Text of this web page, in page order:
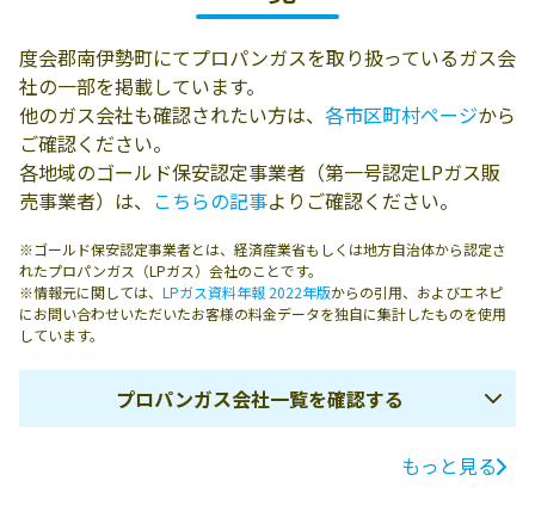
度会郡南伊勢町にてプロパンガスを取り扱っているガス会
社の一部を掲載しています。
他のガス会社も確認されたい方は、 各市区町村ページから
ご確認ください。
各地域のゴールド保安認定事業者（第一号認定LPガス販
売事業者）は、 こちらの記事よりご確認ください。
※ゴールド保安認定事業者とは、経済産業省もしくは地方自治体から認定さ
れたプロパンガス（LPガス）会社のことです。
※情報元に関しては、 LPガス資料年報 2022年版からの引用、およびエネピ
にお問い合わせいただいたお客様の料金データを独自に集計したものを使用
しています。
プロパンガス会社一覧を確認する
電話番号
もっと見る